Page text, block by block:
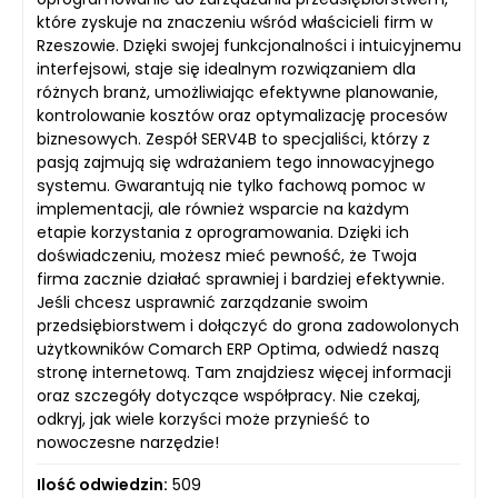
które zyskuje na znaczeniu wśród właścicieli firm w
Rzeszowie. Dzięki swojej funkcjonalności i intuicyjnemu
interfejsowi, staje się idealnym rozwiązaniem dla
różnych branż, umożliwiając efektywne planowanie,
kontrolowanie kosztów oraz optymalizację procesów
biznesowych. Zespół SERV4B to specjaliści, którzy z
pasją zajmują się wdrażaniem tego innowacyjnego
systemu. Gwarantują nie tylko fachową pomoc w
implementacji, ale również wsparcie na każdym
etapie korzystania z oprogramowania. Dzięki ich
doświadczeniu, możesz mieć pewność, że Twoja
firma zacznie działać sprawniej i bardziej efektywnie.
Jeśli chcesz usprawnić zarządzanie swoim
przedsiębiorstwem i dołączyć do grona zadowolonych
użytkowników Comarch ERP Optima, odwiedź naszą
stronę internetową. Tam znajdziesz więcej informacji
oraz szczegóły dotyczące współpracy. Nie czekaj,
odkryj, jak wiele korzyści może przynieść to
nowoczesne narzędzie!
Ilość odwiedzin: 509